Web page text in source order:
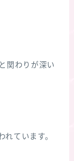
わりが深い
います。